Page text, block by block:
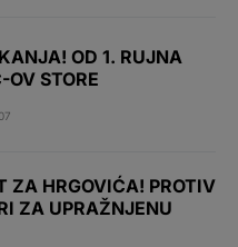
OD 1. RUJNA
OV STORE
ZA HRGOVIĆA! PROTIV
ZA UPRAŽNJENU